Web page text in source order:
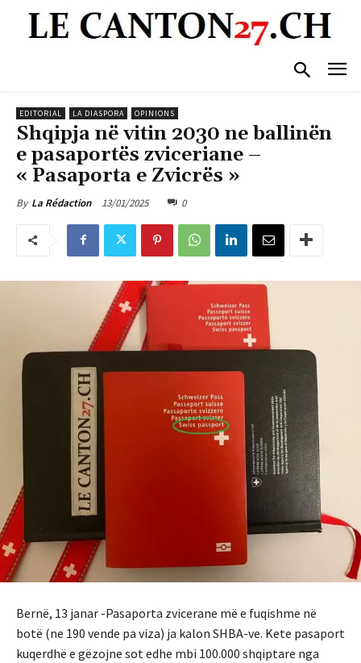
EDITORIAL LA DIASPORA OPINIONS
Shqipja në vitin 2030 ne ballinën
e pasaportës zviceriane –
« Pasaporta e Zvicrës »
By La Rédaction 13/01/2025 0
Bernë, 13 janar -Pasaporta zvicerane më e fuqishme në
botë (ne 190 vende pa viza) ja kalon SHBA-ve. Kete pasaport
kuqerdhë e gëzojne sot edhe mbi 100.000 shqiptare nga